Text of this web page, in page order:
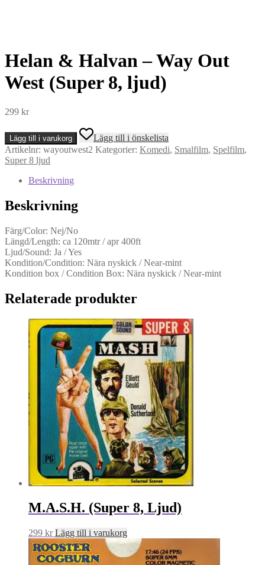
Helan & Halvan – Way Out
West (Super 8, ljud)
299 kr
Helan
&
Halvan
-
(Super
ljud)
mängd
Lägg till i varukorg
Lägg till i önskelista
Artikelnr: wayoutwest2 Kategorier: Komedi, Smalfilm, Spelfilm,
Super 8 ljud
Beskrivning
Beskrivning
Färg/Color: Nej/No
Längd/Length: ca 120mtr / apr 400ft
Ljud/Sound: Ja / Yes
Kondition/Condition: Nära nyskick / Near-mint
Kondition box / Condition Box: Nära nyskick / Near-mint
Relaterade produkter
M.A.S.H. (Super 8, Ljud)
299 kr Lägg till i varukorg